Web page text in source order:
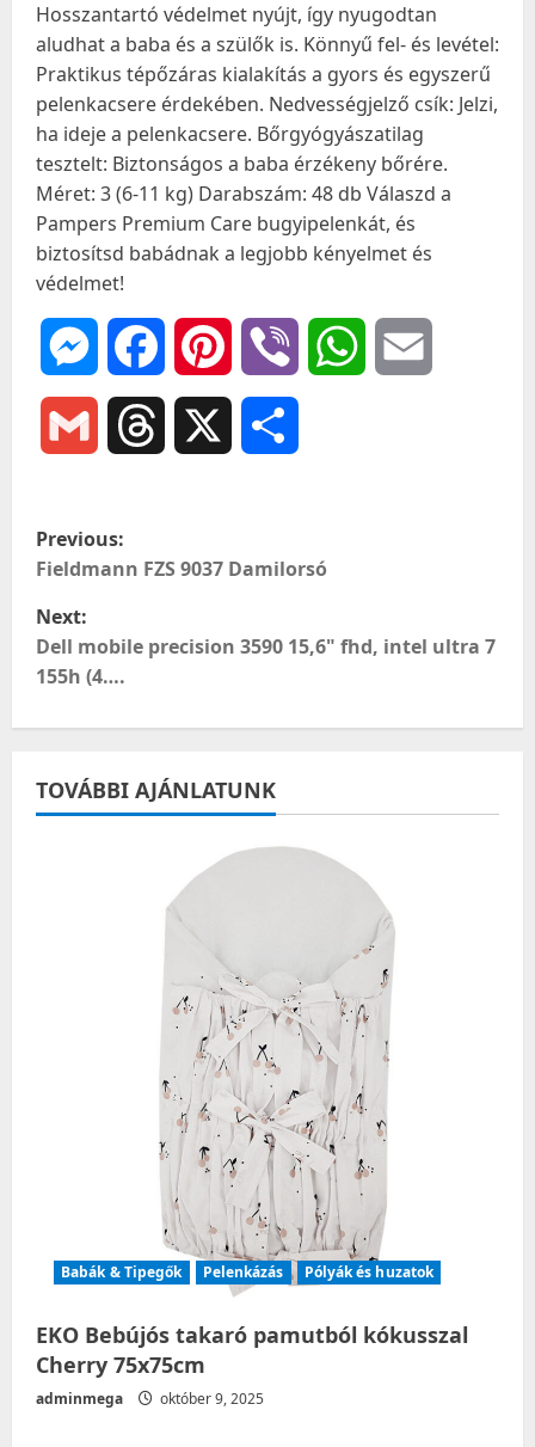
Hosszantartó védelmet nyújt, így nyugodtan
aludhat a baba és a szülők is. Könnyű fel- és levétel:
Praktikus tépőzáras kialakítás a gyors és egyszerű
pelenkacsere érdekében. Nedvességjelző csík: Jelzi,
ha ideje a pelenkacsere. Bőrgyógyászatilag
tesztelt: Biztonságos a baba érzékeny bőrére.
Méret: 3 (6-11 kg) Darabszám: 48 db Válaszd a
Pampers Premium Care bugyipelenkát, és
biztosítsd babádnak a legjobb kényelmet és
védelmet!
MessengerFacebookPinterest Viber WhatsApp
Gmail Threads
P
o
s
t
n
a
v
Previous:
Fieldmann FZS 9037 Damilorsó
Next:
Dell mobile precision 3590 15,6" fhd, intel ultra 7
155h (4….
TOVÁBBI AJÁNLATUNK
Babák & Tipegők Pelenkázás Pólyák és huzatok
EKO Bebújós takaró pamutból kókusszal
Cherry 75x75cm
adminmega október 9, 2025